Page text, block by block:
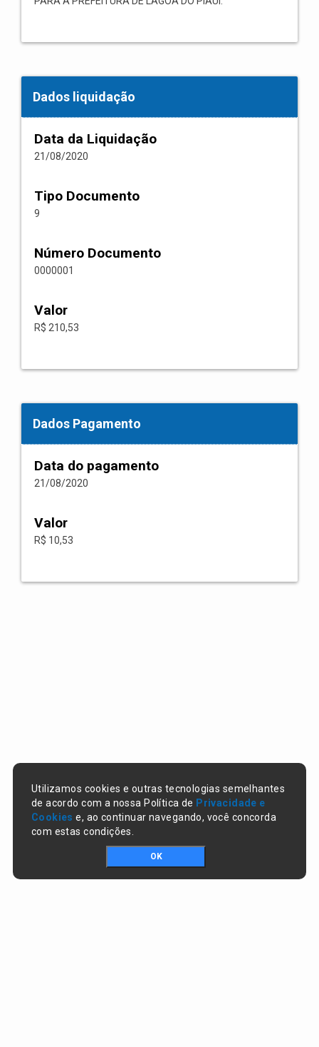
Dados liquidação
Data da Liquidação
21/08/2020
Tipo Documento
9
Número Documento
0000001
Valor
R$ 210,53
Dados Pagamento
Data do pagamento
21/08/2020
Valor
R$ 10,53
Utilizamos cookies e outras tecnologias semelhantes
de acordo com a nossa Política de Privacidade e
Cookies e, ao continuar navegando, você concorda
com estas condições.
OK